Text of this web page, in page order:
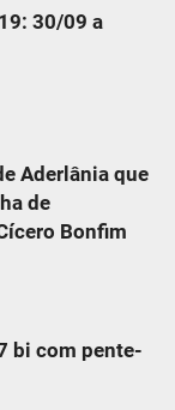
30/09 a
Aderlânia que
de
Bonfim
bi com pente-